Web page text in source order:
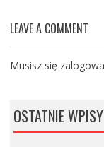
LEAVE A COMMENT
Musisz się
OSTATNIE WPISY